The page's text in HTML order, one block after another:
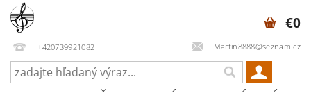
+420739921082 Martin8888@seznam.cz
€0